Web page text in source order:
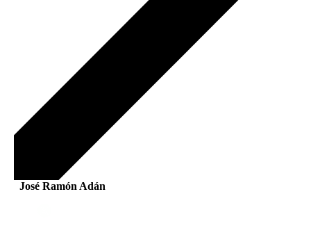
José Ramón Adán